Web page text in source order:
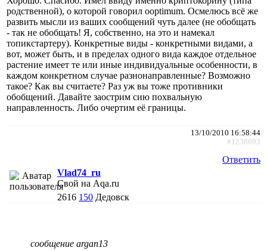
родственной), о которой говорил ooptimum. Осмелюсь всё же
развить мысли из ваших сообщений чуть далее (не обобщать
- так не обобщать! Я, собственно, на это и намекал
топикстартеру). Конкретные виды - конкретными видами, а
вот, может быть, и в пределах одного вида каждое отдельное
растение имеет те или иные индивидуальные особенности, в
каждом конкретном случае разнонаправленные? Возможно
такое? Как вы считаете? Раз уж вы тоже противники
обобщений. Давайте заострим сию похвальную
направленность. Либо очертим её границы.
13/10/2010 16:58:44
#1238693
Ответить
Vlad74_ru
Свой на Aqa.ru
2616 150 Дедовск
сообщение argan13